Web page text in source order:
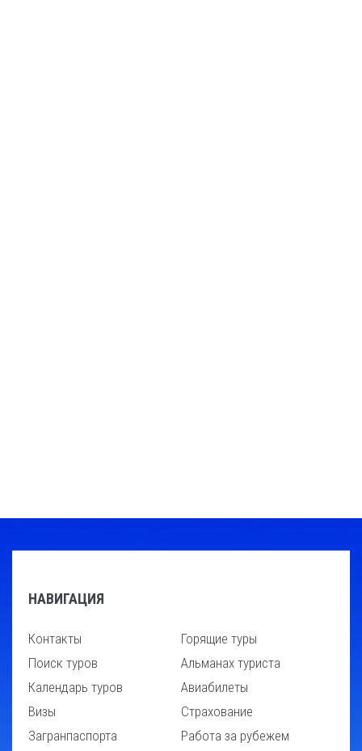
НАВИГАЦИЯ
Контакты
Поиск туров
Календарь туров
Визы
Загранпаспорта
Горящие туры
Альманах туриста
Авиабилеты
Страхование
Работа за рубежем